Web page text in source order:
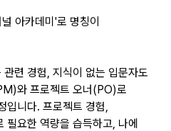
아카데미'로 명칭이
련 경험, 지식이 없는 입문자도
와 프로젝트 오너(PO)로
입니다. 프로젝트 경험,
필요한 역량을 습득하고, 나에